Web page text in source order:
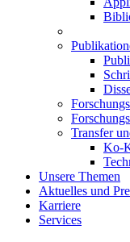
Transfer
Ko-
Unsere Themen
Aktuelles und
Karriere
Services